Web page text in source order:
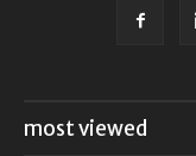
most viewed